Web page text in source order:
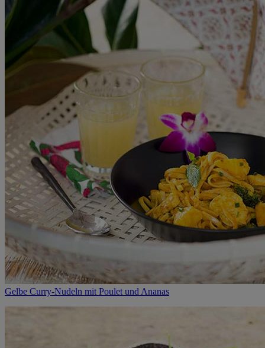
Gelbe Curry-Nudeln mit Poulet und Ananas